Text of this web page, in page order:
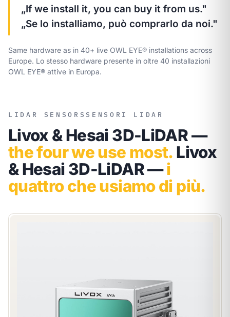
„If we install it, you can buy it from us."
„Se lo installiamo, può comprarlo da noi."
Same hardware as in 40+ live OWL EYE® installations across
Europe. Lo stesso hardware presente in oltre 40 installazioni
OWL EYE® attive in Europa.
LIDAR SENSORSSENSORI LIDAR
Livox & Hesai 3D-LiDAR —
the four we use most. Livox
& Hesai 3D-LiDAR —i
quattro che usiamo di più.